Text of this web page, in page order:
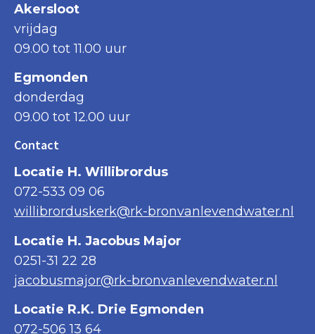
Akersloot
vrijdag
09.00 tot 11.00 uur
Egmonden
donderdag
09.00 tot 12.00 uur
Contact
Locatie H. Willibrordus
072-533 09 06
willibrorduskerk@rk-bronvanlevendwater.nl
Locatie H. Jacobus Major
0251-31 22 28
jacobusmajor@rk-bronvanlevendwater.nl
Locatie R.K. Drie Egmonden
072-506 13 64